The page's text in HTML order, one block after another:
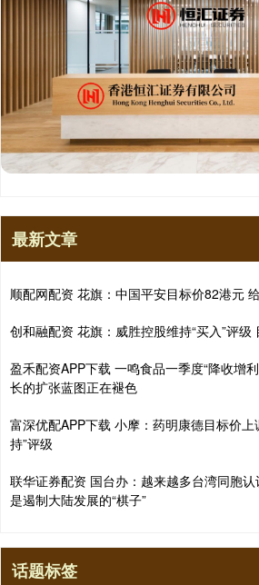
最新文章
顺配网配资 花旗：中国平安目标价82港元
创和融配资 花旗：威胜控股维持“买入”评级
盈禾配资APP下载 一鸣食品一季度“降收增
长的扩张蓝图正在褪色
富深优配APP下载 小摩：药明康德目标价
持”评级
联华证券配资 国台办：越来越多台湾同胞
是遏制大陆发展的“棋子”
话题标签